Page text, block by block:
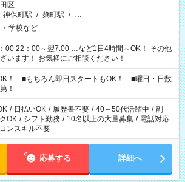
区
神保町駅 / 麹町駅 / …
学校など
22：00～翌7:00 …など1日4時間～OK！ その他
います！ お気軽にご相談ください！
！ ■もちろん即日スタートもOK！ ■曜日・日数
！
/ 日払いOK / 履歴書不要 / 40～50代活躍中 / 副
OK / シフト勤務 / 10名以上の大量募集 / 電話対応
ンスキル不要
応募する 詳細へ